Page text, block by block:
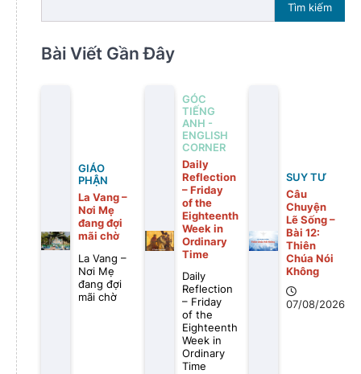
Tìm kiếm
Bài Viết Gần Đây
GIÁO
PHẬN
La Vang –
Nơi Mẹ
đang đợi
mãi chờ
La Vang –
Nơi Mẹ
đang đợi
mãi chờ
GÓC
TIẾNG
ANH -
ENGLISH
CORNER
Daily
Reflection
– Friday
of the
Eighteenth
Week in
Ordinary
Time
Daily
Reflection
– Friday
of the
Eighteenth
Week in
Ordinary
Time
SUY TƯ
Câu
Chuyện
Lẽ Sống –
Bài 12:
Thiên
Chúa Nói
Không
07/08/2026